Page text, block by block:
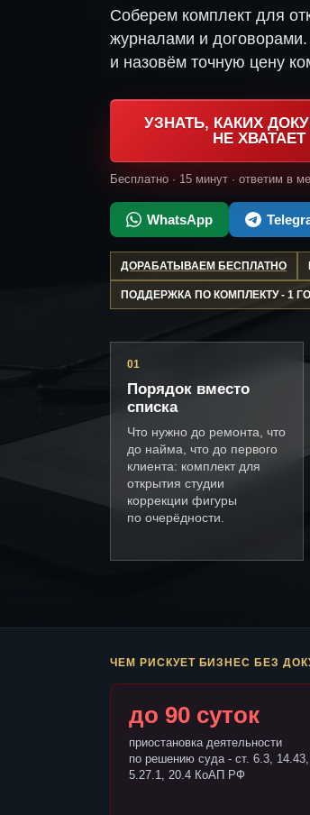
Соберем комплект для
журналами и договорами.
и назовём точную цену
УЗНАТЬ, КАКИХ
НЕ ХВАТАЕТ
Бесплатно · 15 минут · ответим в
WhatsApp
ДОРАБАТЫВАЕМ БЕСПЛАТНО
ПОДДЕРЖКА ПО КОМПЛЕКТУ - 1
01
Порядок вместо
списка
Что нужно до ремонта, что
до найма, что до первого
клиента: комплект для
открытия студии
коррекции фигуры
по очерёдности.
ЧЕМ РИСКУЕТ БИЗНЕС БЕЗ
до 90 суток
приостановка деятельности
по решению суда - ст. 6.3, 14.43,
5.27.1, 20.4 КоАП РФ